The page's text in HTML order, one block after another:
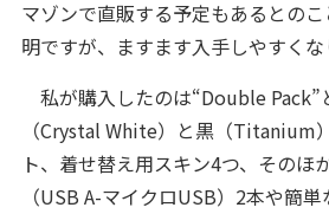
マゾンで直販する予定もあるとの
明ですが、ますます入手しやすくな
私が購入したのは“Double Pack”
（Crystal White）と黒（Titanium
ト、着せ替え用スキン4つ、そのほ
（USB A-マイクロUSB）2本や簡